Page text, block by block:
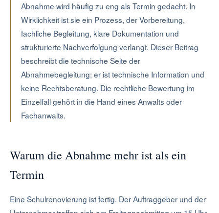
Abnahme wird häufig zu eng als Termin gedacht. In
Wirklichkeit ist sie ein Prozess, der Vorbereitung,
fachliche Begleitung, klare Dokumentation und
strukturierte Nachverfolgung verlangt. Dieser Beitrag
beschreibt die technische Seite der
Abnahmebegleitung; er ist technische Information und
keine Rechtsberatung. Die rechtliche Bewertung im
Einzelfall gehört in die Hand eines Anwalts oder
Fachanwalts.
Warum die Abnahme mehr ist als ein
Termin
Eine Schulrenovierung ist fertig. Der Auftraggeber und der